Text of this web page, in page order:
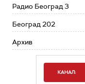
Радио Београд 3
Београд 202
Архив
КАНАЛ: